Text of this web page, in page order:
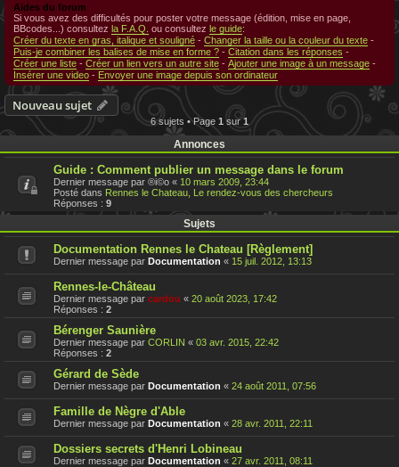
Aides du forum
Si vous avez des difficultés pour poster votre message (édition, mise en page,
BBcodes...) consultez la F.A.Q. ou consultez le guide:
Créer du texte en gras, italique et souligné - Changer la taille ou la couleur du texte -
Puis-je combiner les balises de mise en forme ? - Citation dans les réponses -
Créer une liste - Créer un lien vers un autre site - Ajouter une image à un message -
Insérer une video - Envoyer une image depuis son ordinateur
Nouveau sujet
6 sujets • Page 1 sur1
Annonces
Guide : Comment publier un message dans le forum
Dernier message par ®i©o « 10 mars 2009, 23:44
Posté dans Rennes le Chateau, Le rendez-vous des chercheurs
Réponses : 9
Sujets
Documentation Rennes le Chateau [Règlement]
Dernier message par Documentation « 15 juil. 2012, 13:13
Rennes-le-Château
Dernier message par cardou « 20 août 2023, 17:42
Réponses : 2
Bérenger Saunière
Dernier message par CORLIN « 03 avr. 2015, 22:42
Réponses : 2
Gérard de Sède
Dernier message par Documentation « 24 août 2011, 07:56
Famille de Nègre d'Able
Dernier message par Documentation « 28 avr. 2011, 22:11
Dossiers secrets d'Henri Lobineau
Dernier message par Documentation « 27 avr. 2011, 08:11